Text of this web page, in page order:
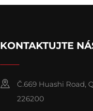
KONTAKTUJTE
Č.669 Huashi Road,
226200